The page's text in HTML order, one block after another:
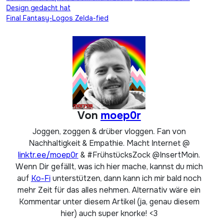
Design gedacht hat
Final Fantasy-Logos Zelda-fied
Von moep0r
Joggen, zoggen & drüber vloggen. Fan von
Nachhaltigkeit & Empathie. Macht Internet @
linktr.ee/moep0r& #FrühstücksZock @InsertMoin.
Wenn Dir gefällt, was ich hier mache, kannst du mich
auf Ko-Fiunterstützen, dann kann ich mir bald noch
mehr Zeit für das alles nehmen. Alternativ wäre ein
Kommentar unter diesem Artikel (ja, genau diesem
hier) auch super knorke! <3